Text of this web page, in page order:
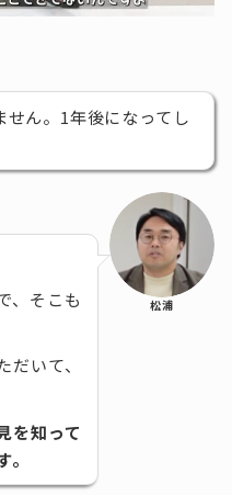
せん。1年後になってし
、そこも
いて、
を知って
松浦